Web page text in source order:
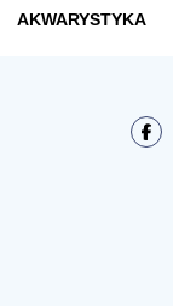
AKWARYSTYKA